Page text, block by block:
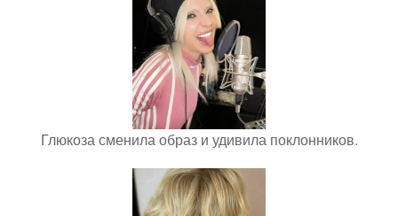
Глюкоза сменила образ и удивила поклонников.